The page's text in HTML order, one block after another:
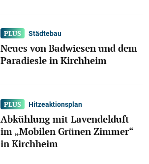
Städtebau
Neues von Badwiesen und dem
Paradiesle in Kirchheim
Hitzeaktionsplan
Abkühlung mit Lavendelduft
im „Mobilen Grünen Zimmer“
in Kirchheim